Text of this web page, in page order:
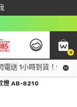
0
電送 1小時到貨！領神
燈 AB-8210